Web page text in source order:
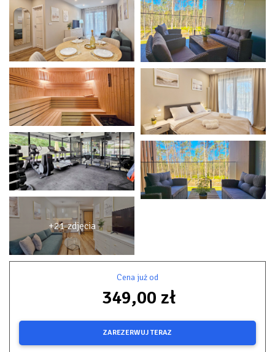
+21 zdjęcia
Cena już od
349,00 zł
ZAREZERWUJ TERAZ